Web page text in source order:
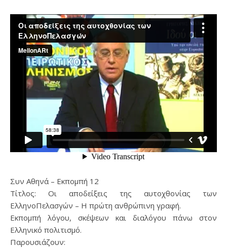
Συν Αθηνά – Εκπομπή 12
Τίτλος: Οι αποδείξεις της αυτοχθονίας των
ΕλληνοΠελασγών – Η πρώτη ανθρώπινη γραφή.
Εκπομπή λόγου, σκέψεων και διαλόγου πάνω στον
Ελληνικό πολιτισμό.
Παρουσιάζουν: